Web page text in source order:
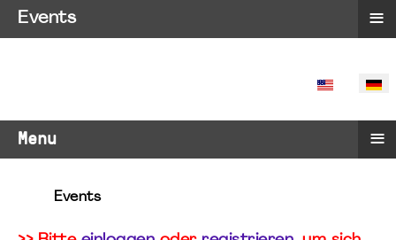
SPRACHE
Menu ≡
Events
Events ≡